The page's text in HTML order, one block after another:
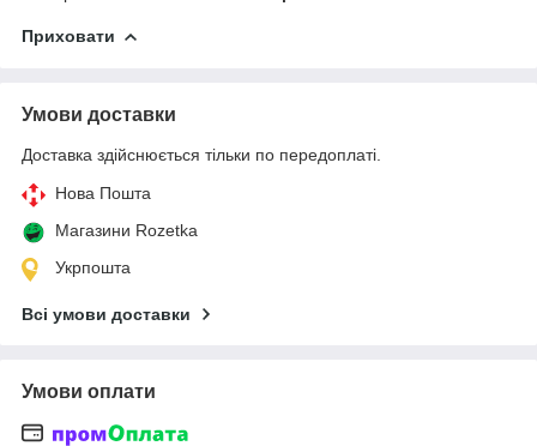
Приховати
Умови доставки
Доставка здійснюється тільки по передоплаті.
Нова Пошта
Магазини Rozetka
Укрпошта
Всі умови доставки
Умови оплати